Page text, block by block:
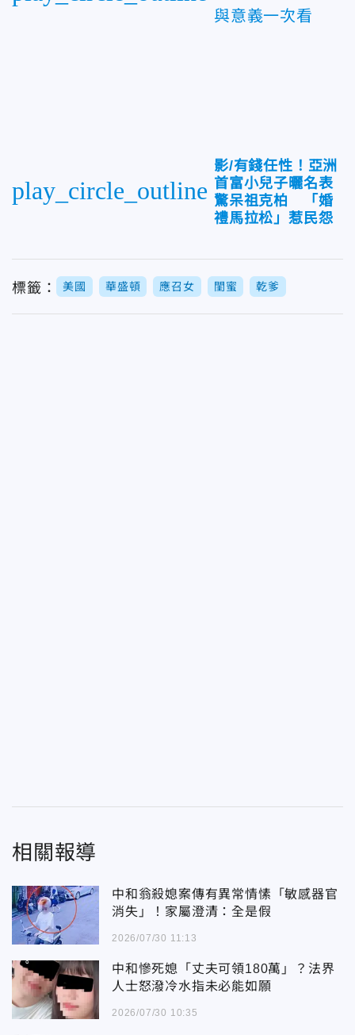
與意義一次看
play_circle_outline
影/有錢任性！亞洲
首富小兒子曬名表
驚呆祖克柏 「婚
禮馬拉松」惹民怨
標籤： 美國 華盛頓 應召女 閨蜜 乾爹
相關報導
中和翁殺媳案傳有異常情愫「敏感器官
消失」！家屬澄清：全是假
2026/07/30 11:13
中和慘死媳「丈夫可領180萬」？法界
人士怒潑冷水指未必能如願
2026/07/30 10:35